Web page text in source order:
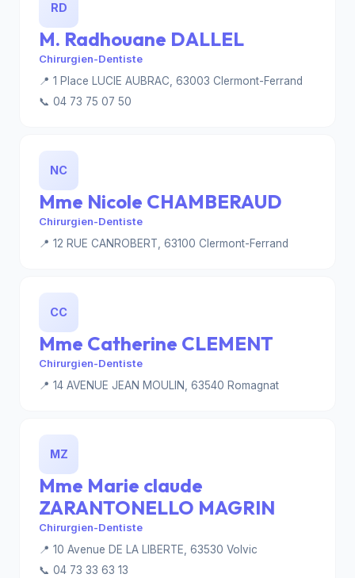
RD
M. Radhouane DALLEL
Chirurgien-Dentiste
📍 1 Place LUCIE AUBRAC, 63003 Clermont-Ferrand
📞 04 73 75 07 50
NC
Mme Nicole CHAMBERAUD
Chirurgien-Dentiste
📍 12 RUE CANROBERT, 63100 Clermont-Ferrand
CC
Mme Catherine CLEMENT
Chirurgien-Dentiste
📍 14 AVENUE JEAN MOULIN, 63540 Romagnat
MZ
Mme Marie claude
ZARANTONELLO MAGRIN
Chirurgien-Dentiste
📍 10 Avenue DE LA LIBERTE, 63530 Volvic
📞 04 73 33 63 13